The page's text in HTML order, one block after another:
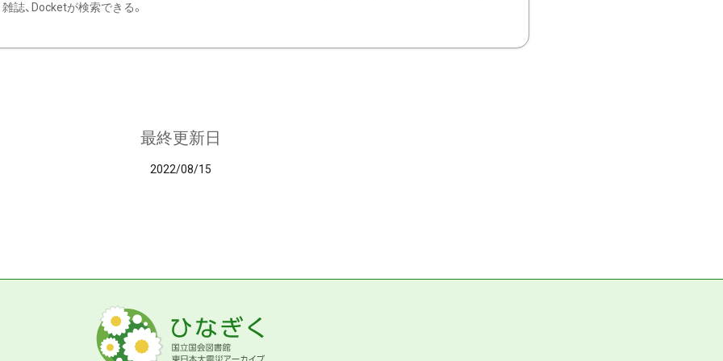
雑誌、Docketが検索できる。
最終更新日
2022/08/15